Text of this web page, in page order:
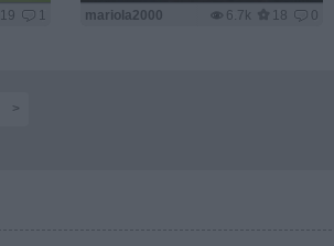
19 1 6.7k 18 0
mariola2000
>